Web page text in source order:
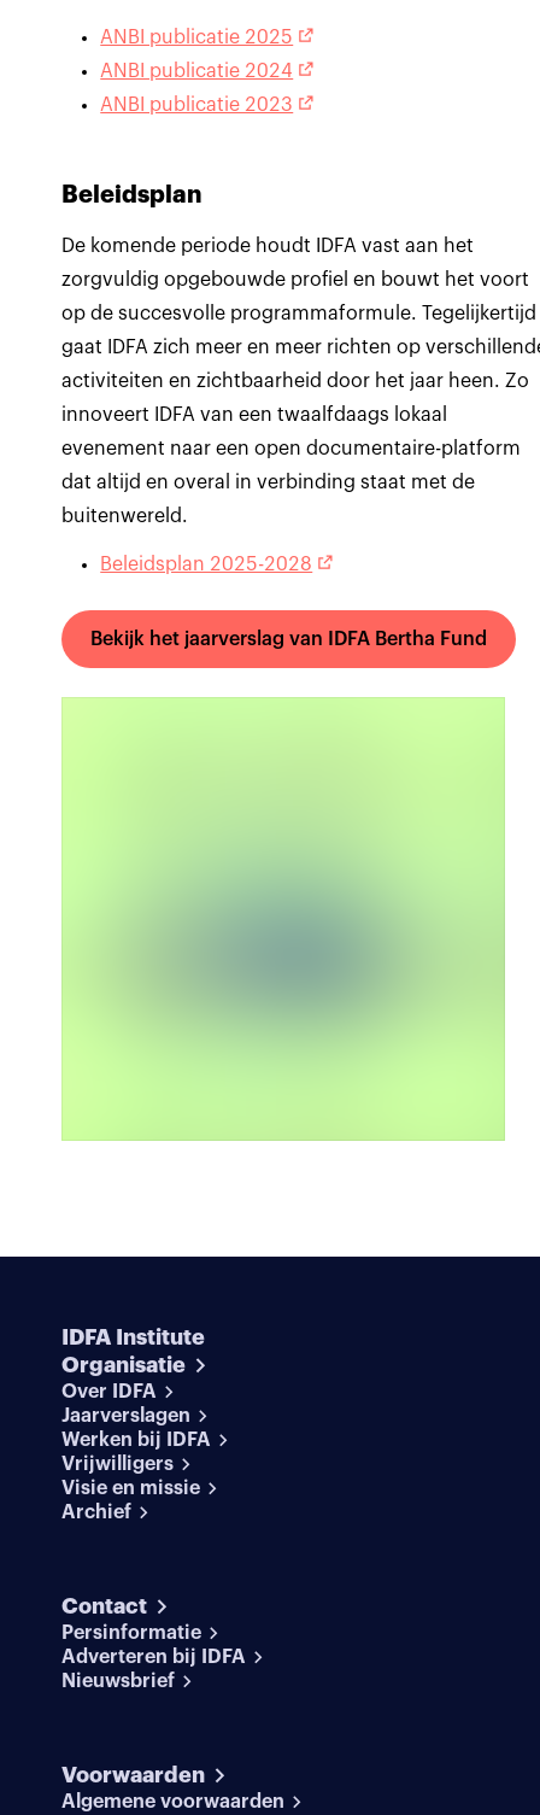
ANBI publicatie 2025
ANBI publicatie 2024
ANBI publicatie 2023
Beleidsplan
De komende periode houdt IDFA vast aan het
zorgvuldig opgebouwde profiel en bouwt het voort
op de succesvolle programmaformule. Tegelijkertijd
gaat IDFA zich meer en meer richten op
activiteiten en zichtbaarheid door het jaar heen. Zo
innoveert IDFA van een twaalfdaags lokaal
evenement naar een open documentaire-platform
dat altijd en overal in verbinding staat met de
buitenwereld.
Beleidsplan 2025-2028
Bekijk het jaarverslag van IDFA Bertha Fund
IDFA Institute
Organisatie
Over IDFA
Jaarverslagen
Werken bij IDFA
Vrijwilligers
Visie en missie
Archief
Contact
Persinformatie
Adverteren bij IDFA
Nieuwsbrief
Voorwaarden
Algemene voorwaarden